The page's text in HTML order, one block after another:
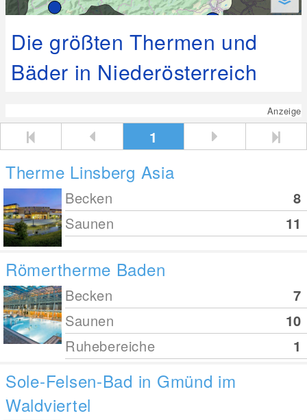
Die größten Thermen und
Bäder in Niederösterreich
Anzeige
1
Therme Linsberg Asia
Becken
8
Saunen
11
Römertherme Baden
Becken
7
Saunen
10
Ruhebereiche
1
Sole-Felsen-Bad in Gmünd im
Waldviertel